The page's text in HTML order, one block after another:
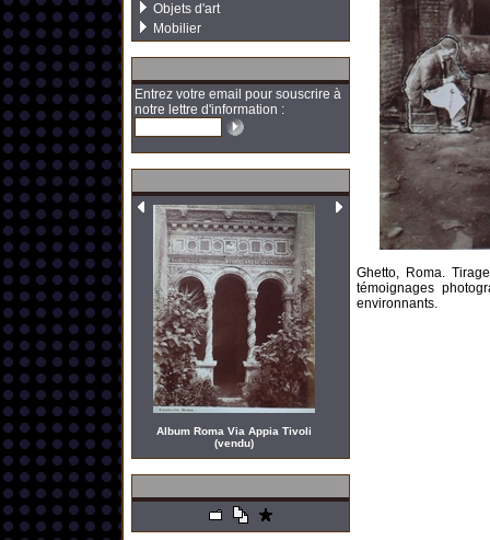
Objets d'art
Mobilier
Entrez votre email pour souscrire à
notre lettre d'information :
Album Roma Via Appia Tivoli
(vendu)
Ghetto, Roma.
témoignages
environnants.